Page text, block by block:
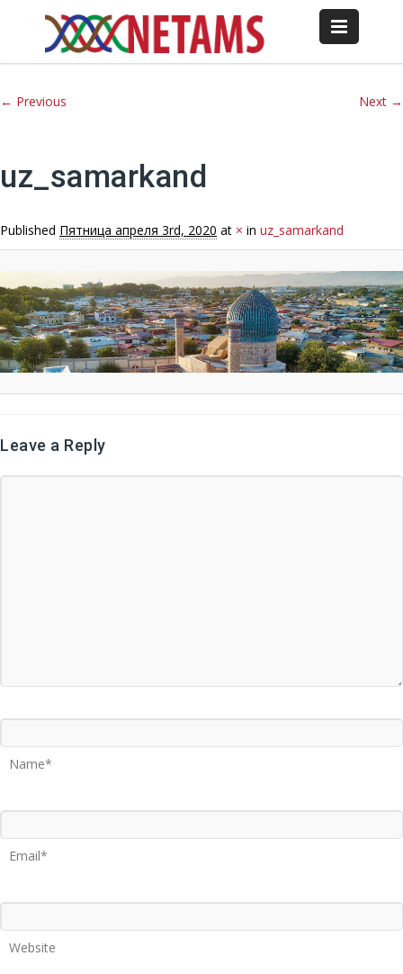
Image navigation
← Previous Next →
uz_samarkand
Published Пятница апреля 3rd, 2020 at × in uz_samarkand
Leave a Reply
Name*
Email*
Website